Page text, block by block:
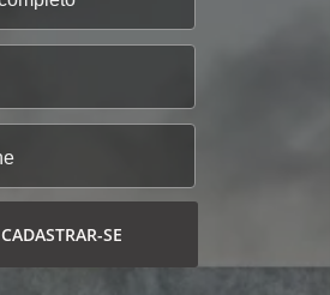
CADASTRAR-SE